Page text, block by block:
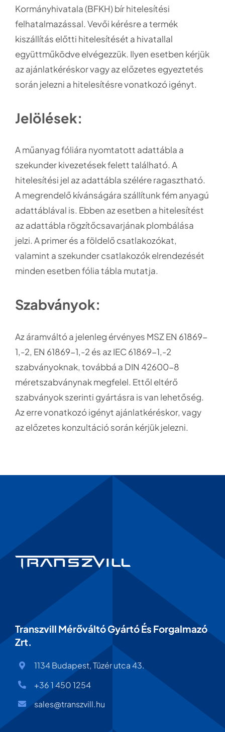
Kormányhivatala (BFKH) bír hitelesítési
felhatalmazással. Vevői kérésre a termék
kiszállítás előtti hitelesítését a hivatallal
együttműködve elvégezzük. Ilyen esetben kérjük
az ajánlatkéréskor vagy az előzetes egyeztetés
során jelezni a hitelesítésre vonatkozó igényt.
Jelölések:
A műanyag fóliára nyomtatott adattábla a
szekunder kivezetések felett található. A
hitelesítési jel az adattábla szélére ragasztható.
A megrendelő kívánságára szállítunk fém anyagú
adattáblával is. Ebben az esetben a hitelesítést
az adattábla rögzítőcsavarjának plombálása
jelzi. A primer és a földelő csatlakozókat,
valamint a szekunder csatlakozók elrendezését
minden esetben fólia tábla mutatja.
Szabványok:
Az áramváltó a jelenleg érvényes MSZ EN 61869-
1,-2, EN 61869-1,-2 és az IEC 61869-1,-2
szabványoknak, továbbá a DIN 42600-8
méretszabványnak megfelel. Ettől eltérő
szabványok szerinti gyártásra is van lehetőség.
Az erre vonatkozó igényt ajánlatkéréskor, vagy
az előzetes konzultáció során kérjük jelezni.
Transzvill Mérőváltó Gyártó És Forgalmazó
Zrt.
1134 Budapest, Tüzér utca 43.
+36 1 450 1254
sales@transzvill.hu